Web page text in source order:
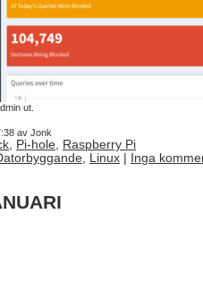
ut.
av Jonk
, Pi-hole, Raspberry Pi
, Linux Inga